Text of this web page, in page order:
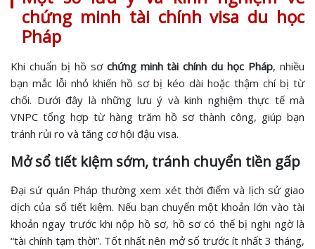
chứng minh tài chính visa du học
Pháp
Khi chuẩn bị hồ sơ chứng minh tài chính du học Pháp, nhiều
bạn mắc lỗi nhỏ khiến hồ sơ bị kéo dài hoặc thậm chí bị từ
chối. Dưới đây là những lưu ý và kinh nghiệm thực tế mà
VNPC tổng hợp từ hàng trăm hồ sơ thành công, giúp bạn
tránh rủi ro và tăng cơ hội đậu visa.
Mở sổ tiết kiệm sớm, tránh chuyển tiền gấp
Đại sứ quán Pháp thường xem xét thời điểm và lịch sử giao
dịch của sổ tiết kiệm. Nếu bạn chuyển một khoản lớn vào tài
khoản ngay trước khi nộp hồ sơ, hồ sơ có thể bị nghi ngờ là
“tài chính tạm thời”. Tốt nhất nên mở sổ trước ít nhất 3 tháng,